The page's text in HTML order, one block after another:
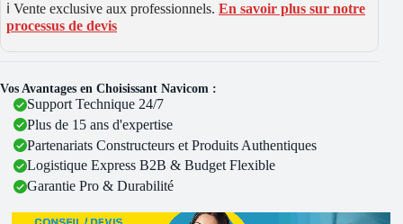
ℹ️ Vente exclusive aux professionnels. En savoir plus sur notre
processus de devis
Vos Avantages en Choisissant Navicom :
Support Technique 24/7
Plus de 15 ans d'expertise
Partenariats Constructeurs et Produits Authentiques
Logistique Express B2B & Budget Flexible
Garantie Pro & Durabilité